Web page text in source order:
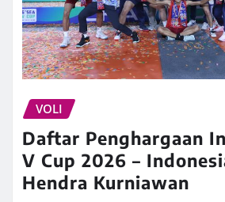
VOLI
Daftar Penghargaan
V Cup 2026 –
Hendra Kurniawan